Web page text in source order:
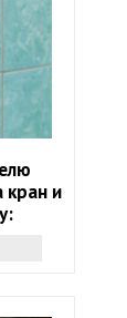
кран и